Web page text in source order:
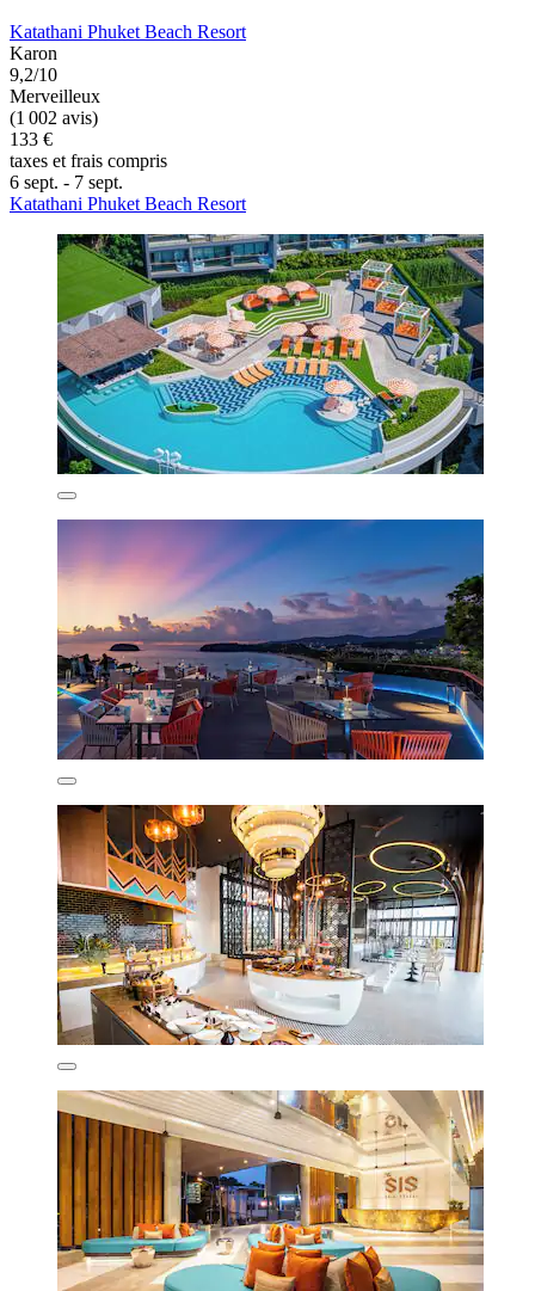
Katathani Phuket Beach Resort
Karon
9,2/10
Merveilleux
(1 002 avis)
133 €
taxes et frais compris
6 sept. - 7 sept.
Katathani Phuket Beach Resort